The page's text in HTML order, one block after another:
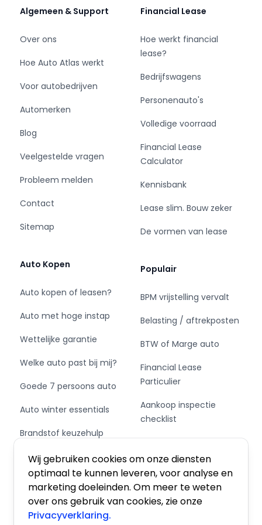
Wij gebruiken cookies om onze diensten
optimaal te kunnen leveren, voor analyse en
marketing doeleinden. Om meer te weten
over ons gebruik van cookies, zie onze
Privacyverklaring.
www.cd-cars.nl
Algemeen & Support
Over ons
Hoe Auto Atlas werkt
Voor autobedrijven
Automerken
Blog
Veelgestelde vragen
Probleem melden
Contact
Sitemap
Auto Kopen
Auto kopen of leasen?
Auto met hoge instap
Wettelijke garantie
Welke auto past bij mij?
Goede 7 persoons auto
Auto winter essentials
Brandstof keuzehulp
Schakel of automaat?
Financial Lease
Hoe werkt financial
lease?
Bedrijfswagens
Personenauto's
Volledige voorraad
Financial Lease
Calculator
Kennisbank
Lease slim. Bouw zeker
De vormen van lease
Populair
BPM vrijstelling vervalt
Belasting / aftrekposten
BTW of Marge auto
Financial Lease
Particulier
Aankoop inspectie
checklist
Private Leasen,
Financieren of Kopen?